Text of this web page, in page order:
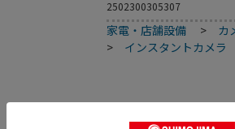
形寸法(高)[mm]:67.5●質量
離:0.3~2.2 m●撮影範囲
ップモードを使用)●使用電池:
種別:本体●露光調節:自動調節
シュ:常時発光フラッシュ(自動
電池使用時)●撮影可能パック
条件による)●使用フィルム:富
2502300305307
家電・店舗設備 > カ
> インスタントカメラ